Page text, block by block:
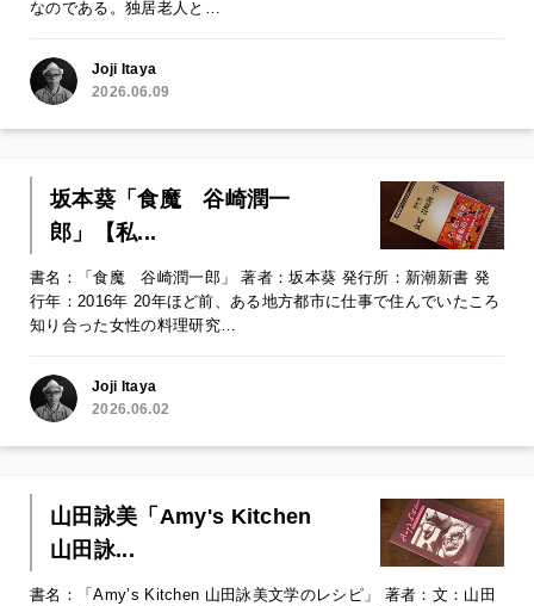
なのである。独居老人と…
Joji Itaya
2026.06.09
坂本葵「食魔 谷崎潤一
郎」【私...
書名：「食魔 谷崎潤一郎」 著者：坂本葵 発行所：新潮新書 発
行年：2016年 20年ほど前、ある地方都市に仕事で住んでいたころ
知り合った女性の料理研究…
Joji Itaya
2026.06.02
山田詠美「Amy's Kitchen
山田詠...
書名：「Amy’s Kitchen 山田詠美文学のレシピ」 著者：文：山田